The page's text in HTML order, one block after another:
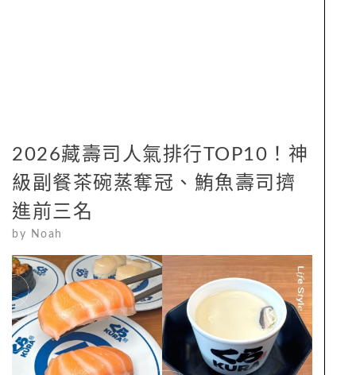
2026藏壽司人氣排行TOP10！神
級副餐茶碗蒸奪冠、鮪魚壽司擠
進前三名
by Noah